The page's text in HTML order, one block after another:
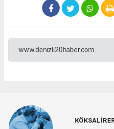
www.denizli20haber.com
KÖKSAL